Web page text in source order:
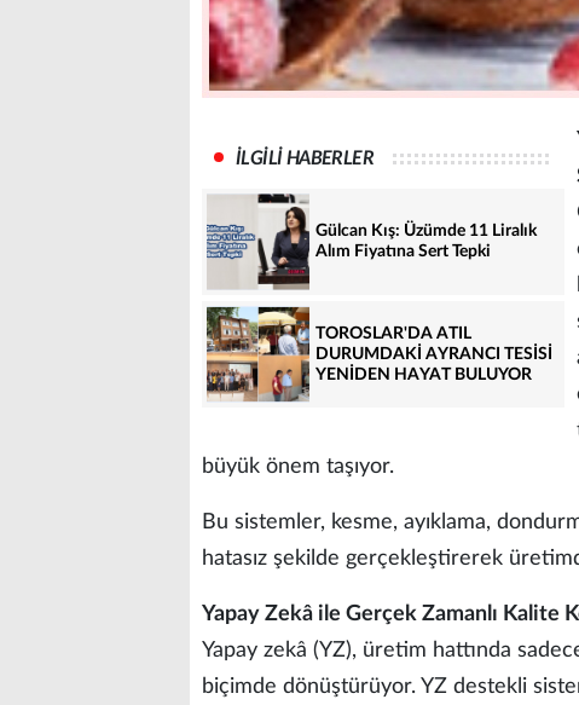
İLGİLİ HABERLER
Gülcan Kış: Üzümde 11 Liralık
Alım Fiyatına Sert Tepki
TOROSLAR'DA ATIL
DURUMDAKİ AYRANCI TESİSİ
YENİDEN HAYAT BULUYOR
büyük önem taşıyor.
Bu sistemler, kesme, ayıklama,
hatasız şekilde gerçekleştirerek
Yapay Zekâ ile Gerçek Zamanlı Kalite
Yapay zekâ (YZ), üretim hattında
biçimde dönüştürüyor. YZ destekli